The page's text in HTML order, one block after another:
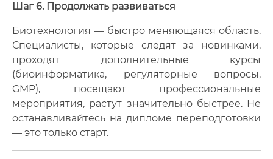
Шаг 6. Продолжать развиваться
Биотехнология — быстро меняющаяся область.
Специалисты, которые следят за новинками,
проходят дополнительные курсы
(биоинформатика, регуляторные вопросы,
GMP), посещают профессиональные
мероприятия, растут значительно быстрее. Не
останавливайтесь на дипломе переподготовки
— это только старт.